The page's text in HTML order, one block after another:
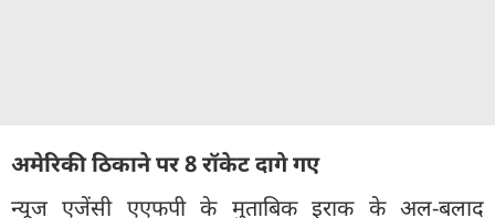
अमेरिकी ठिकाने पर 8 रॉकेट दागे गए
न्यूज एजेंसी एएफपी के मुताबिक इराक के अल-बलाद